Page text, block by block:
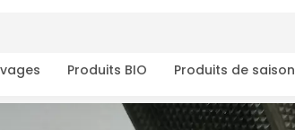
Produits BIO Produits de saison